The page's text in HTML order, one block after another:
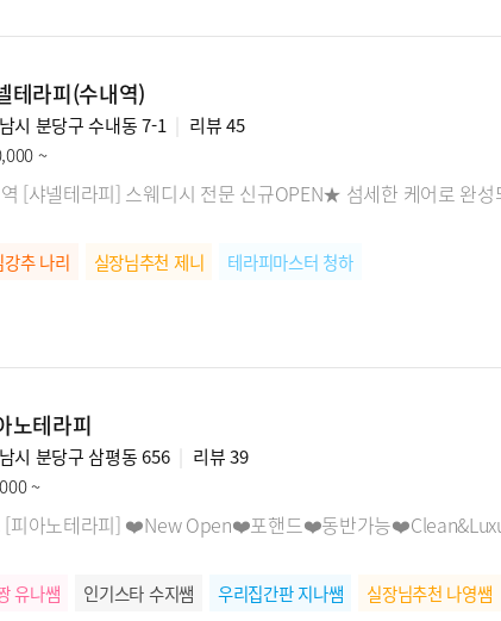
테라피(수내역)
시 분당구 수내동 7-1 리뷰45
~
[샤넬테라피] 스웨디시 전문 신규OPEN★ 섬세한 케어로 완성
추 나리 실장님추천 제니 테라피마스터 청하
노테라피
시 분당구 삼평동 656 리뷰39
~
[피아노테라피] ❤️New Open❤️포핸드❤️동반가능
유나쌤 인기스타 수지쌤 우리집간판 지나쌤 실장님추천 나영쌤